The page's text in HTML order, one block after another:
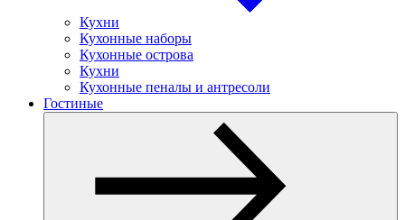
Кухни
Кухонные наборы
Кухонные острова
Кухни
Кухонные пеналы и антресоли
Гостиные